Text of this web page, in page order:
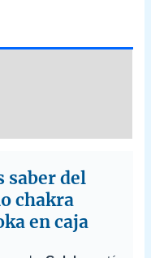
saber del
chakra
en caja